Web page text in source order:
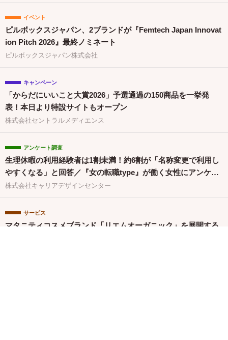
イベント
ピルボックスジャパン、2ブランドが『Femtech Japan Innovat
ion Pitch 2026』最終ノミネート
ピルボックスジャパン株式会社
キャンペーン
「からだにいいこと大賞2026」予選通過の150商品を一挙発
表！本日より特設サイトもオープン
株式会社セントラルメディエンス
アンケート調査
生理休暇の利用経験者は1割未満！約6割が「名称変更で利用し
やすくなる」と回答／『女の転職type』が働く女性にアンケー
ト【第134回】
株式会社キャリアデザインセンター
サービス
マタニティコスメブランド「リエムオーガニック」を展開する